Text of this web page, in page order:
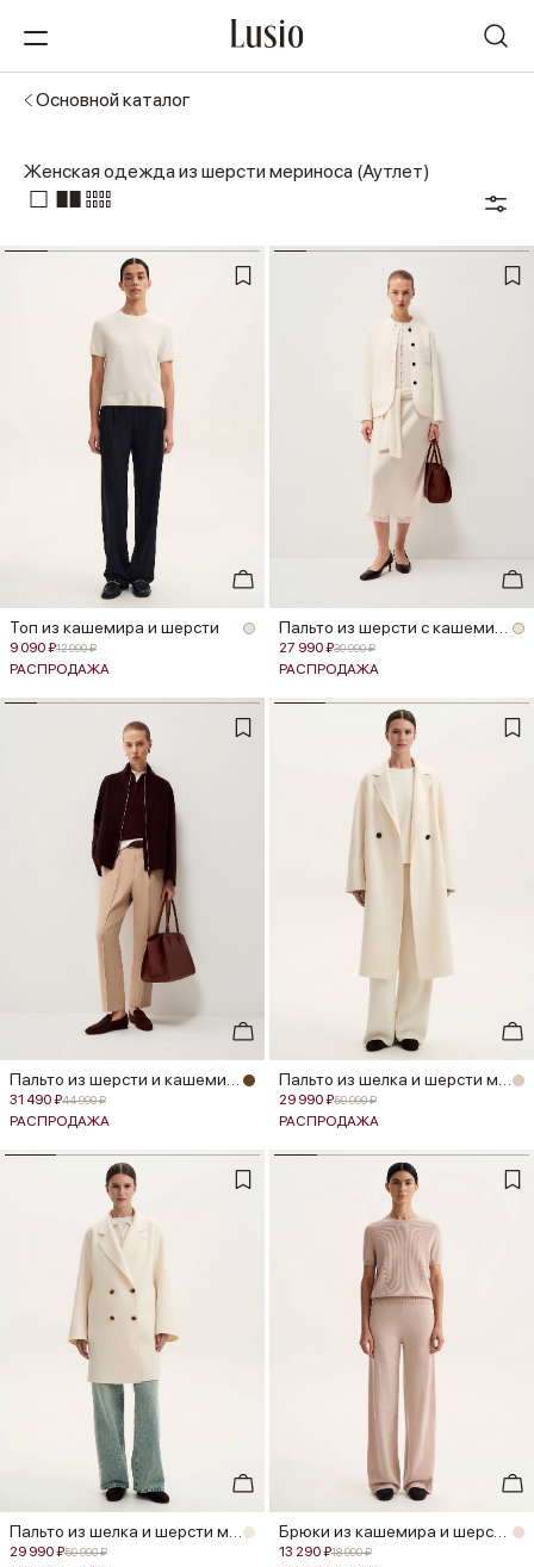
Основной каталог
Женская одежда из шерсти мериноса (Аутлет)
Топ из кашемира и шерсти
9 090 ₽12 990 ₽
РАСПРОДАЖА
27 990 ₽39 990 ₽
РАСПРОДАЖА
Пальто из шерсти и кашемира
31 490 ₽44 990 ₽
РАСПРОДАЖА
Пальто из шелка и шерсти мериноса
29 990 ₽59 990 ₽
РАСПРОДАЖА
Пальто из шелка и шерсти мериноса
29 990 ₽59 990 ₽
Брюки из кашемира и шерсти мерино...
13 290 ₽18 990 ₽